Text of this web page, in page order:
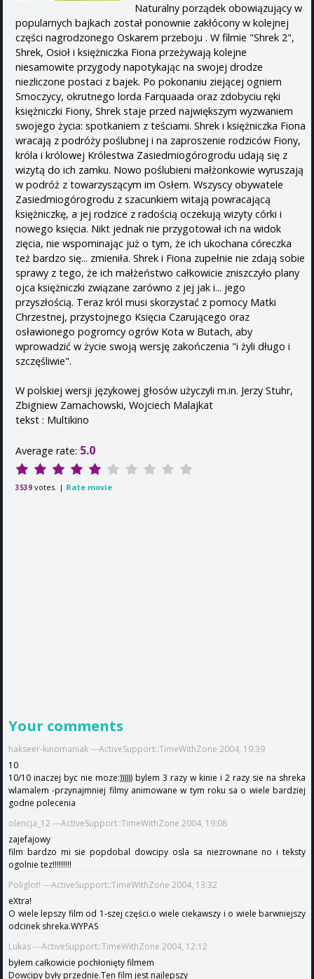
Naturalny porządek obowiązujący w
popularnych bajkach został ponownie zakłócony w kolejnej
części nagrodzonego Oskarem przeboju . W filmie "Shrek 2",
Shrek, Osioł i księżniczka Fiona przeżywają kolejne
niesamowite przygody napotykając na swojej drodze
niezliczone postaci z bajek. Po pokonaniu ziejącej ogniem
Smoczycy, okrutnego lorda Farquaada oraz zdobyciu ręki
księżniczki Fiony, Shrek staje przed największym wyzwaniem
swojego życia: spotkaniem z teściami. Shrek i księżniczka Fiona
wracają z podróży poślubnej i na zaproszenie rodziców Fiony,
króla i królowej Królestwa Zasiedmiogórogrodu udają się z
wizytą do ich zamku. Nowo poślubieni małżonkowie wyruszają
w podróż z towarzyszącym im Osłem. Wszyscy obywatele
Zasiedmiogórogrodu z szacunkiem witają powracającą
księżniczkę, a jej rodzice z radością oczekują wizyty córki i
nowego księcia. Nikt jednak nie przygotował ich na widok
zięcia, nie wspominając już o tym, że ich ukochana córeczka
też bardzo się... zmieniła. Shrek i Fiona zupełnie nie zdają sobie
sprawy z tego, że ich małżeństwo całkowicie zniszczyło plany
ojca księżniczki związane zarówno z jej jak i... jego
przyszłością. Teraz król musi skorzystać z pomocy Matki
Chrzestnej, przystojnego Księcia Czarującego oraz
osławionego pogromcy ogrów Kota w Butach, aby
wprowadzić w życie swoją wersję zakończenia "i żyli długo i
szczęśliwie".
W polskiej wersji językowej głosów użyczyli m.in. Jerzy Stuhr,
Zbigniew Zamachowski, Wojciech Malajkat
tekst : Multikino
Average rate: 5.0
3539 votes. | Rate movie
Your comments
hakseer-kinomaniak ---ActiveSupport::TimeWithZone 2004, 19:39
10
10/10 inaczej byc nie moze:)))))) bylem 3 razy w kinie i 2 razy sie na shreka
wlamalem -przynajmniej filmy animowane w tym roku sa o wiele bardziej
godne polecenia
olencja_12 ---ActiveSupport::TimeWithZone 2004, 19:08
zajefajowy
film bardzo mi sie popdobal dowcipy osla sa niezrownane no i teksty
ogolnie tez!!!!!!!!!
Poliglot! ---ActiveSupport::TimeWithZone 2004, 13:32
eXtra!
O wiele lepszy film od 1-szej części.o wiele ciekawszy i o wiele barwniejszy
odcinek shreka.WYPAS
Lukas ---ActiveSupport::TimeWithZone 2004, 12:12
byłem całkowicie pochłonięty filmem
Dowcipy były przednie.Ten film jest najlepszy